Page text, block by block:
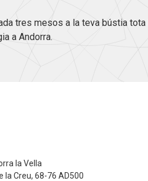
tres mesos a la teva bústia
a Andorra.
la Vella
la Creu, 68-76 AD500